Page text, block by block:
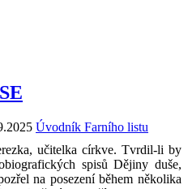
Úvodník Farního listu
učitelka církve. Tvrdil-li by
spisů Dějiny duše,
na posezení během několika